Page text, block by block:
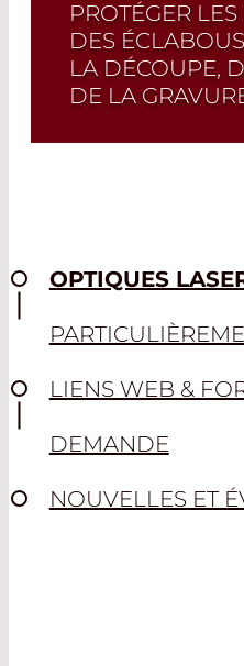
Read More
PROTÉGER
DES
LA DÉCOUPE,
DE LA
Les optiques sont
découpe, du
structuration, du
protection sont
OPTIQUES
LIENS WEB &
DEMANDE
NOUVELLES ET